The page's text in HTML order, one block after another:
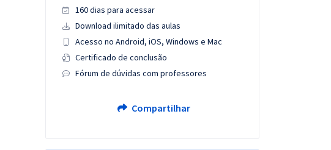
160 dias para acessar
Download ilimitado das aulas
Acesso no Android, iOS, Windows e Mac
Certificado de conclusão
Fórum de dúvidas com professores
Compartilhar